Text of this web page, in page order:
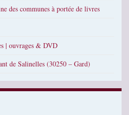
des communes à portée de livres
| ouvrages & DVD
de Salinelles (30250 – Gard)